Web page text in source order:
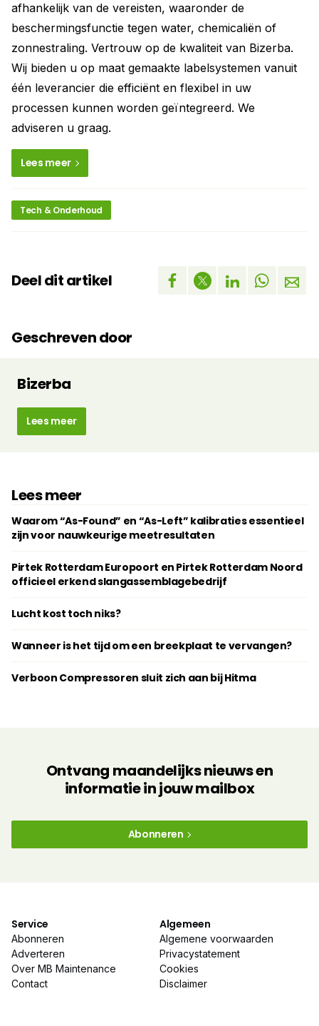
afhankelijk van de vereisten, waaronder de
beschermingsfunctie tegen water, chemicaliën of
zonnestraling. Vertrouw op de kwaliteit van Bizerba.
Wij bieden u op maat gemaakte labelsystemen vanuit
één leverancier die efficiënt en flexibel in uw
processen kunnen worden geïntegreerd. We
adviseren u graag.
Lees meer
Tech & Onderhoud
Deel dit artikel
Geschreven door
Bizerba
Lees meer
Lees meer
Waarom “As-Found” en “As-Left” kalibraties essentieel
zijn voor nauwkeurige meetresultaten
Pirtek Rotterdam Europoort en Pirtek Rotterdam Noord
officieel erkend slangassemblagebedrijf
Lucht kost toch niks?
Wanneer is het tijd om een breekplaat te vervangen?
Verboon Compressoren sluit zich aan bij Hitma
Ontvang maandelijks nieuws en
informatie in jouw mailbox
Abonneren
Service
Abonneren
Adverteren
Over MB Maintenance
Contact
Algemeen
Algemene voorwaarden
Privacystatement
Cookies
Disclaimer